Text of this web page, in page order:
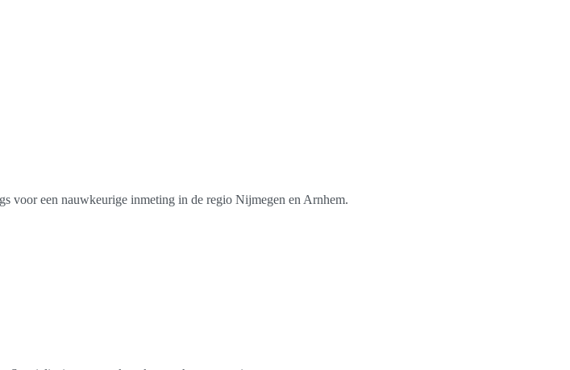
voor een nauwkeurige inmeting in de regio Nijmegen en Arnhem.